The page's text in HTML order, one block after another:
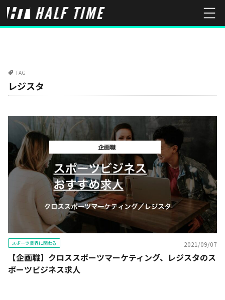
TAG
レジスタ
スポーツ業界に関わる 2021/09/07
【企画職】クロススポーツマーケティング、レジスタのス
ポーツビジネス求人